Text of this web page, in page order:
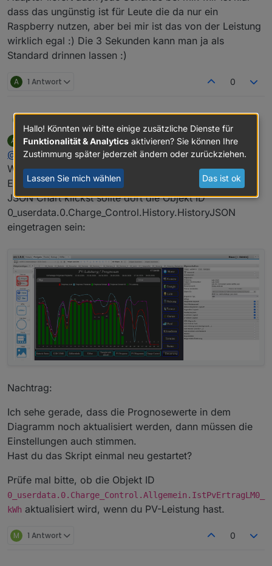
dass das ungünstig ist für Leute die da nur ein
Raspberry nutzen, aber bei mir ist das von der Leistung
wirklich egal :) Die 3 Sekunden kann man ja als
Standard drinnen lassen :)
A 1 Antwort 0
Was meinst du mit Einstellungen?
A
Offline
ArnoDschrieb am22. Mai 2025, 15:24
zuletzt editiert von ArnoD
@
malei
Wenn du den VIS Editor öffnest und zur View
E3DC_PV_Prognose wechselst und auf das Widget
JSON Chart klickst sollte dort die Objekt ID
0_userdata.0.Charge_Control.History.HistoryJSON
eingetragen sein:
Nachtrag:
Ich sehe gerade, dass die Prognosewerte in dem
Diagramm noch aktualisiert werden, dann müssen die
Einstellungen auch stimmen.
Hast du das Skript einmal neu gestartet?
Prüfe mal bitte, ob die Objekt ID
0_userdata.0.Charge_Control.Allgemein.IstPvErtragLM0_
kWh aktualisiert wird, wenn du PV-Leistung hast.
M 1 Antwort 0
Hallo! Könnten wir bitte einige zusätzliche Dienste für
Funktionalität & Analytics aktivieren? Sie können Ihre
Zustimmung später jederzeit ändern oder zurückziehen.
Lassen Sie mich wählen Das ist ok